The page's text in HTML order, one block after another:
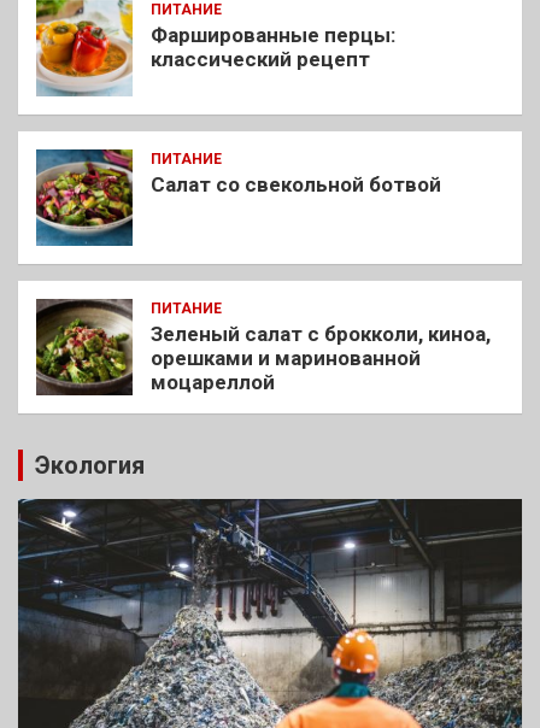
ПИТАНИЕ
Фаршированные перцы:
классический рецепт
ПИТАНИЕ
Салат со свекольной ботвой
ПИТАНИЕ
Зеленый салат с брокколи, киноа,
орешками и маринованной
моцареллой
Экология